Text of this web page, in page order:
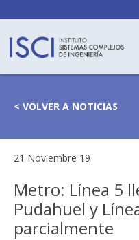
< VOLVER A NOTICIAS
21 Noviembre 19
Metro: Línea 5
Pudahuel y
parcialmente